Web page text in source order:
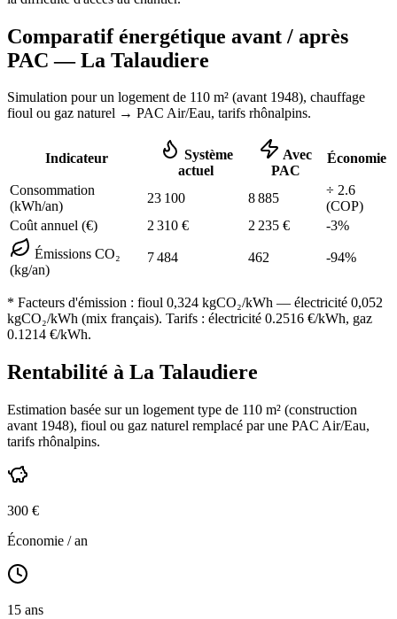
Comparatif énergétique avant / après
PAC —La Talaudiere
Simulation pour un logement de 110 m² (avant 1948), chauffage
fioul ou gaz naturel → PAC Air/Eau, tarifs rhônalpins.
Indicateur
Système
actuel
Avec
PAC
Économie
Consommation
(kWh/an)
23 100 8 885
÷ 2.6
(COP)
Coût annuel (€)
2 310 € 2 235 € -3%
Émissions CO₂
(kg/an)
7 484 462 -94%
* Facteurs d'émission : fioul 0,324 kgCO₂/kWh — électricité 0,052
kgCO₂/kWh (mix français). Tarifs : électricité 0.2516 €/kWh, gaz
0.1214 €/kWh.
Rentabilité à La Talaudiere
Estimation basée sur un logement type de 110 m² (construction
avant 1948), fioul ou gaz naturel remplacé par une PAC Air/Eau,
tarifs rhônalpins.
300 €
Économie / an
15 ans